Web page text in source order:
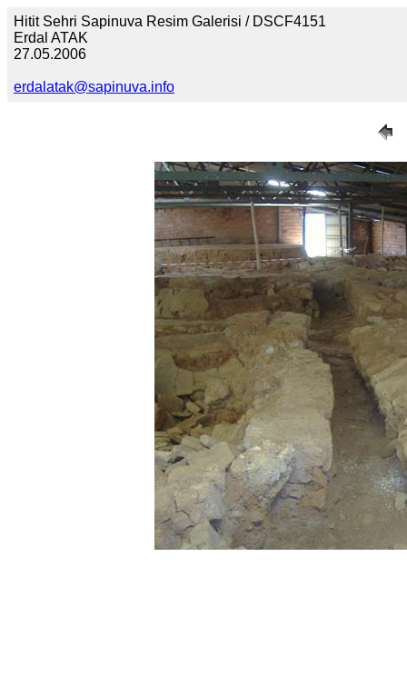
Hitit Sehri Sapinuva Resim Galerisi / DSCF4151
Erdal ATAK
27.05.2006
erdalatak@sapinuva.info